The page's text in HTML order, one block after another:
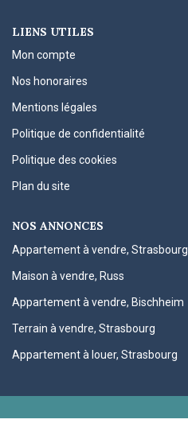
LIENS UTILES
Mon compte
Nos honoraires
Mentions légales
Politique de confidentialité
Politique des cookies
Plan du site
NOS ANNONCES
Appartement à vendre, Strasbourg
Maison à vendre, Russ
Appartement à vendre, Bischheim
Terrain à vendre, Strasbourg
Appartement à louer, Strasbourg